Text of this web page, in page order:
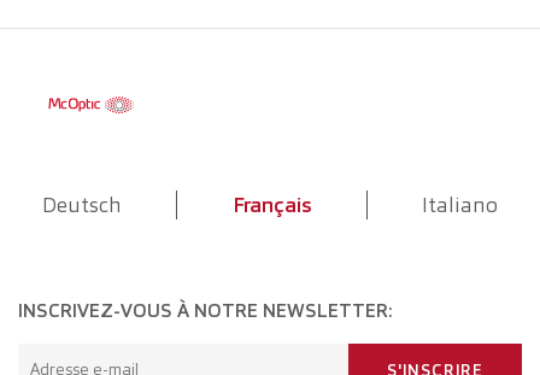
Deutsch Français Italiano
INSCRIVEZ-VOUS À NOTRE NEWSLETTER:
Adresse e-mail S'INSCRIRE